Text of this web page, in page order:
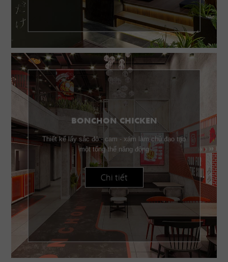
BONCHON CHICKEN
Thiết kế lấy sắc đỏ - cam - xám làm chủ đạo tạo
một tổng thể năng động
Chi tiết